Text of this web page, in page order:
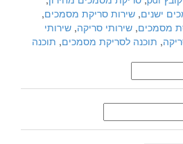
ישנים, שירות סריקת מסמכים,
מסמכים, שירותי סריקה, שירותי
, תוכנה לסריקת מסמכים, תוכנה